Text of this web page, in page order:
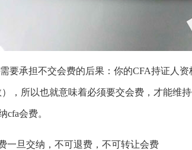
承担不交会费的后果：你的CFA持证人资
，所以也就意味着必须要交会费，才能维
cfa会费。
旦交纳，不可退费，不可转让会费